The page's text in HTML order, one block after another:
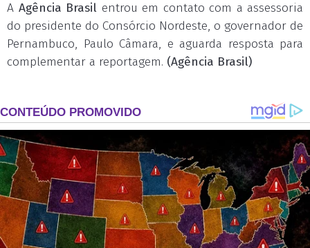
A Agência Brasil entrou em contato com a assessoria
do presidente do Consórcio Nordeste, o governador de
Pernambuco, Paulo Câmara, e aguarda resposta para
complementar a reportagem. (Agência Brasil)